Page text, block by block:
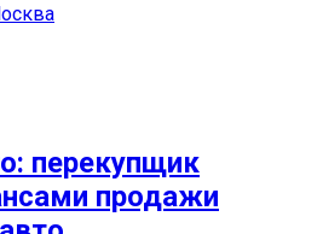
перекупщик
продажи